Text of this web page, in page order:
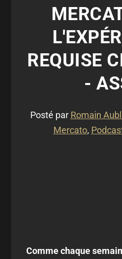
REQUISE
-
Posté par Romain
Mercato,
Comme chaque